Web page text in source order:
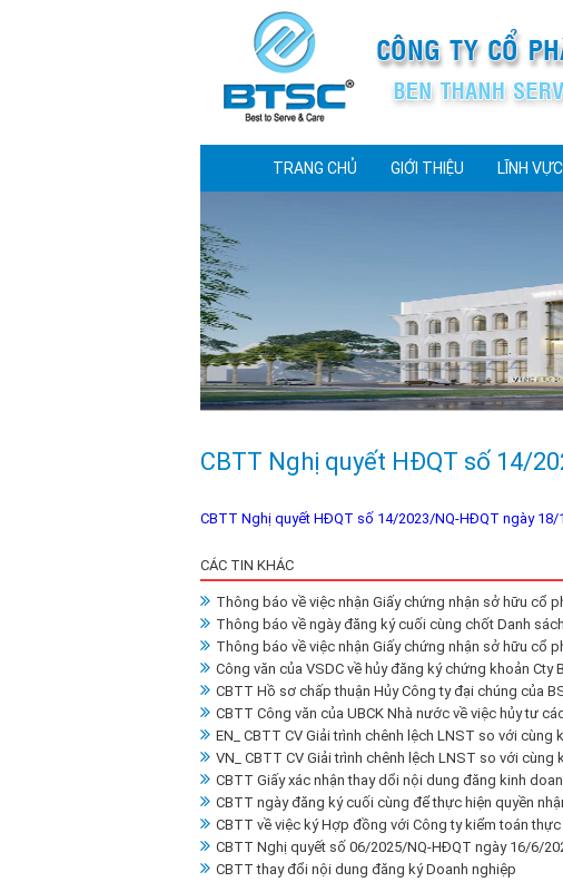
TRANG CHỦ GIỚI THIỆU LĨNH
CBTT Nghị quyết HĐQT số 14/
CBTT Nghị quyết HĐQT số 14/2023/NQ-HĐQT ngày 18/
CÁC TIN KHÁC
Thông báo về việc nhận Giấy chứng nhận sở hữu cổ
Thông báo về ngày đăng ký cuối cùng chốt Danh
Thông báo về việc nhận Giấy chứng nhận sở hữu cổ
Công văn của VSDC về hủy đăng ký chứng khoản Cty
CBTT Hồ sơ chấp thuận Hủy Công ty đại chúng của
CBTT Công văn của UBCK Nhà nước về việc hủy tư
EN_ CBTT CV Giải trình chênh lệch LNST so với cùng
VN_ CBTT CV Giải trình chênh lệch LNST so với cùng
CBTT Giấy xác nhận thay dổi nội dung đăng kinh
CBTT ngày đăng ký cuối cùng để thực hiện quyền
CBTT về việc ký Hợp đồng với Công ty kiểm toán
CBTT Nghị quyết số 06/2025/NQ-HĐQT ngày 16/6/
CBTT thay đổi nội dung đăng ký Doanh nghiệp